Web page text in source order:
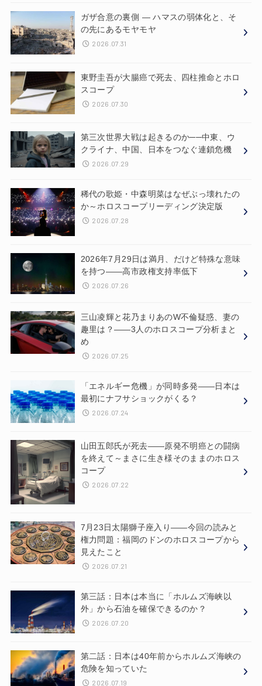
ガザ合意の裏側 ― ハマスの弱体化と、そ
の先にあるモヤモヤ
2026.07.31
東野圭吾が大腸癌で死去、四柱推命とホロ
スコープ
2026.07.30
第三次世界大戦は起きるのか──中東、ウ
クライナ、中国、日本をつなぐ連鎖危機
2026.07.29
稀代の歌姫・中森明菜はなぜぶっ壊れたの
か～ホロスコープリーディング決定版
2026.07.28
2026年7月29日は満月、だけど特殊な意味
を持つ——高市政権支持率低下
2026.07.26
三山凌輝と花乃まりあのW不倫疑惑、妻の
趣里は？——3人のホロスコープ分析まと
め
2026.07.25
「エネルギー危機」が同時多発——日本は
最初にナフサショックがくる？
2026.07.24
山田五郎氏が死去——原発不明癌との闘病
を終えて～まさに生き様そのままのホロス
コープ
2026.07.22
7月23日太陽獅子座入り——今回の読みと
権力問題：福岡のドンのホロスコープから
見えたこと
2026.07.21
第三話：日本は本当に「ホルムズ海峡以
外」から石油を確保できるのか？
2026.07.20
第二話：日本は40年前からホルムズ海峡の
危険を知っていた
2026.07.19